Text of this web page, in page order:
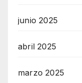
junio 2025
abril 2025
marzo 2025